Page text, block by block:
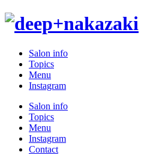
Salon info
Topics
Menu
Instagram
Salon info
Topics
Menu
Instagram
Contact